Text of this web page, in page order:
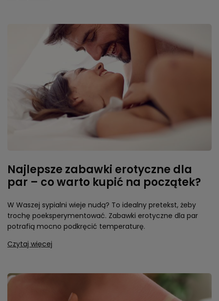
Najlepsze zabawki erotyczne dla
par – co warto kupić na początek?
W Waszej sypialni wieje nudą? To idealny pretekst, żeby
trochę poeksperymentować. Zabawki erotyczne dla par
potrafią mocno podkręcić temperaturę.
Czytaj więcej